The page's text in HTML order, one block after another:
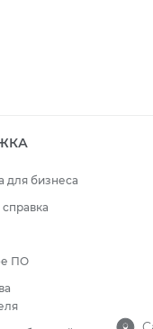
для бизнеса
ПО